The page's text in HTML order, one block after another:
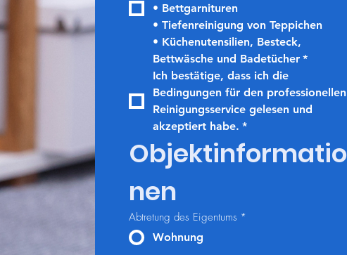
• Bettgarnituren
• Tiefenreinigung von Teppichen
• Küchenutensilien, Besteck,
Bettwäsche und Badetücher *
Ich bestätige, dass ich die
Bedingungen für den professionellen
Reinigungsservice gelesen und
akzeptiert habe. *
Objektinformatio
nen
Abtretung des Eigentums *
Wohnung